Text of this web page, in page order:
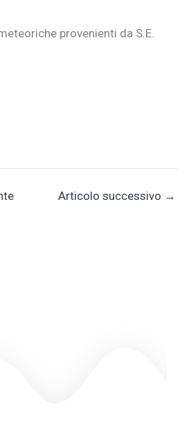
provenienti da S.E.
Articolo successivo →